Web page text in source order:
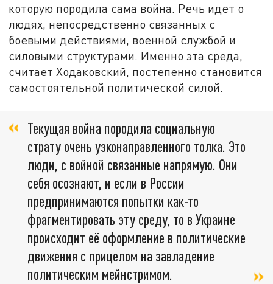
которую породила сама война. Речь идет о
людях, непосредственно связанных с
боевыми действиями, военной службой и
силовыми структурами. Именно эта среда,
считает Ходаковский, постепенно становится
самостоятельной политической силой.
Текущая война породила социальную
страту очень узконаправленного толка. Это
люди, с войной связанные напрямую. Они
себя осознают, и если в России
предпринимаются попытки как-то
фрагментировать эту среду, то в Украине
происходит её оформление в политические
движения с прицелом на завладение
политическим мейнстримом.